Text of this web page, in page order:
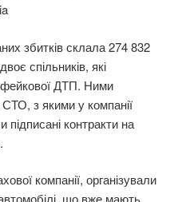
збитків склала 274 832
спільників, які
фейкової ДТП. Ними
з якими у компанії
контракти на
компанії, організували
що вже мають